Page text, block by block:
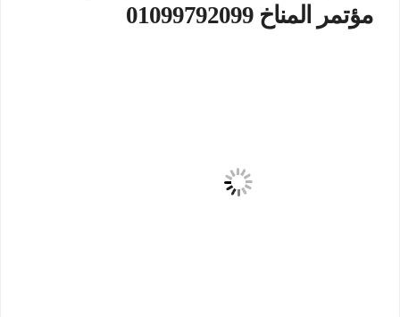
مؤتمر المناخ 01099792099